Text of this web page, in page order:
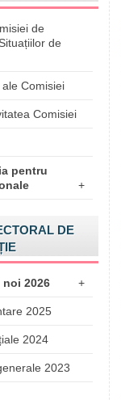
de
de
Comisiei
Comisiei
pentru
+
DE
2026 +
2025
2024
2023